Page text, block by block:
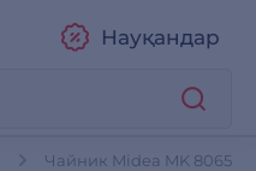
Науқандар
Чайник Midea MK 8065